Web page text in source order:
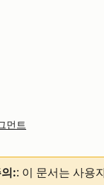
먼트
:: 이 문서는 사용